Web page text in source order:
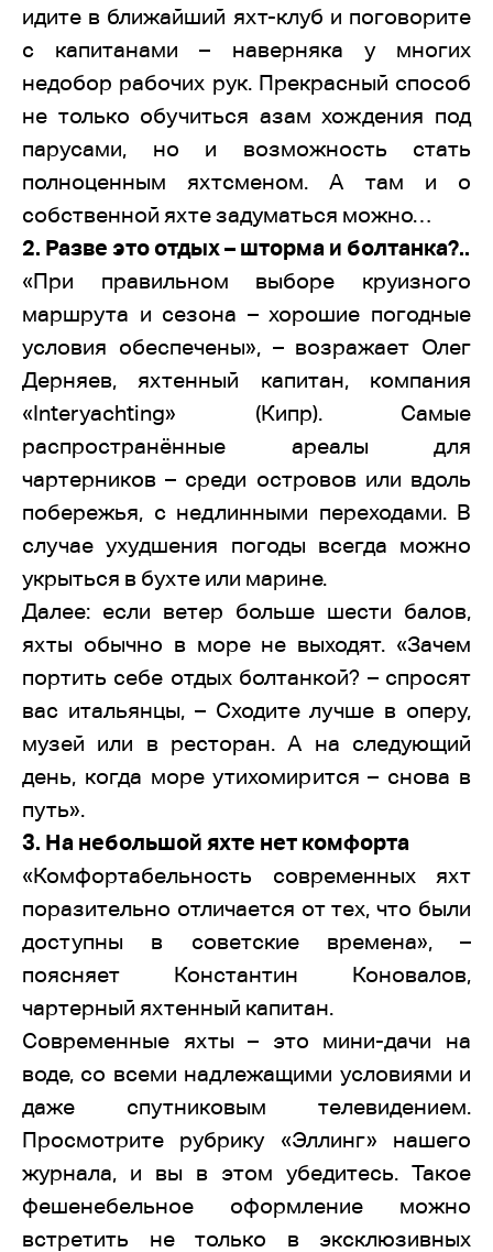
идите в ближайший яхт-клуб и поговорите
с капитанами – наверняка у многих
недобор рабочих рук. Прекрасный способ
не только обучиться азам хождения под
парусами, но и возможность стать
полноценным яхтсменом. А там и о
собственной яхте задуматься можно…
2. Разве это отдых – шторма и болтанка?..
«При правильном выборе круизного
маршрута и сезона – хорошие погодные
условия обеспечены», – возражает Олег
Дерняев, яхтенный капитан, компания
«Interyachting» (Кипр). Самые
распространённые ареалы для
чартерников – среди островов или вдоль
побережья, с недлинными переходами. В
случае ухудшения погоды всегда можно
укрыться в бухте или марине.
Далее: если ветер больше шести балов,
яхты обычно в море не выходят. «Зачем
портить себе отдых болтанкой? – спросят
вас итальянцы, – Сходите лучше в оперу,
музей или в ресторан. А на следующий
день, когда море утихомирится – снова в
путь».
3. На небольшой яхте нет комфорта
«Комфортабельность современных яхт
поразительно отличается от тех, что были
доступны в советские времена», –
поясняет Константин Коновалов,
чартерный яхтенный капитан.
Современные яхты – это мини-дачи на
воде, со всеми надлежащими условиями и
даже спутниковым телевидением.
Просмотрите рубрику «Эллинг» нашего
журнала, и вы в этом убедитесь. Такое
фешенебельное оформление можно
встретить не только в эксклюзивных